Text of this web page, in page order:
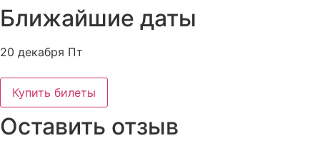
Ближайшие даты
20 декабря Пт
Купить билеты
Оставить отзыв